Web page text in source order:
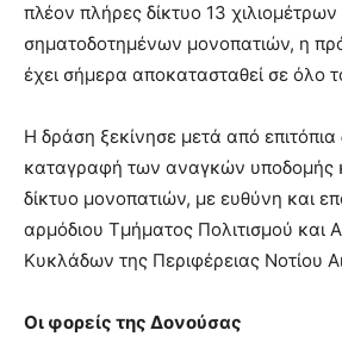
πλέον πλήρες δίκτυο 13 χιλιομέτρων
σηματοδοτημένων μονοπατιών, η
έχει σήμερα αποκατασταθεί σε όλο
Η δράση ξεκίνησε μετά από επιτόπια
καταγραφή των αναγκών υποδομής
δίκτυο μονοπατιών, με ευθύνη και
αρμόδιου Τμήματος Πολιτισμού και
Κυκλάδων της Περιφέρειας Νοτίου
Οι φορείς της Δονούσας